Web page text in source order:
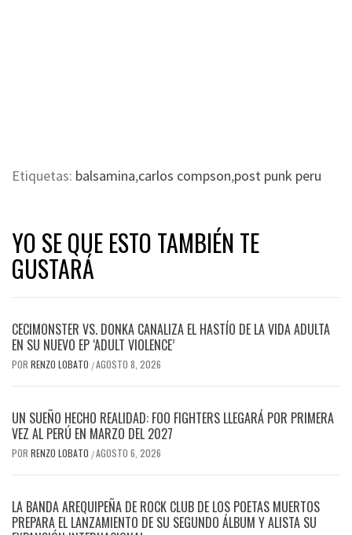
Etiquetas: balsamina,carlos compson,post punk peru
YO SE QUE ESTO TAMBIÉN TE
GUSTARÁ
CECIMONSTER VS. DONKA CANALIZA EL HASTÍO DE LA VIDA ADULTA
EN SU NUEVO EP ‘ADULT VIOLENCE’
POR RENZO LOBATO /AGOSTO 8, 2026
UN SUEÑO HECHO REALIDAD: FOO FIGHTERS LLEGARÁ POR PRIMERA
VEZ AL PERÚ EN MARZO DEL 2027
POR RENZO LOBATO /AGOSTO 6, 2026
LA BANDA AREQUIPEÑA DE ROCK CLUB DE LOS POETAS MUERTOS
PREPARA EL LANZAMIENTO DE SU SEGUNDO ÁLBUM Y ALISTA SU